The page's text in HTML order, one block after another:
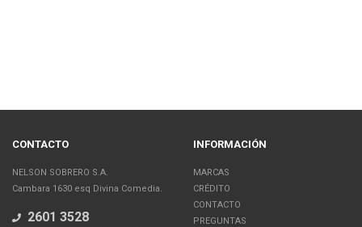
CONTACTO
NELSON SOBRERO S.A.
Cambara 1630 esq Divina Comedia.
2601 3528
INFORMACIÓN
MARCAS
CRÉDITO
CONTACTO
PREGUNTAS